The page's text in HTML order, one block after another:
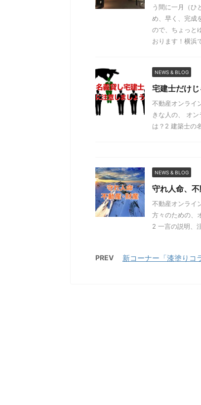
う間に一月（ひ
め、早く、完成
ので、ちょっと
おります！横浜
NEWS & BLOG
宅建士だけ
不動産オンライ
きな人の、 オ
は？2 建築士の
NEWS & BLOG
守れ人命、
不動産オンライ
方々のための、
2 一言の説明、
PREV 新コーナー「漆塗りコ